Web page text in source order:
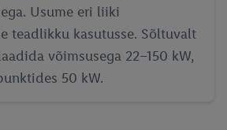
Usume eri liiki
teadlikku kasutusse. Sõltuvalt
võimsusega 22–150 kW,
50 kW.